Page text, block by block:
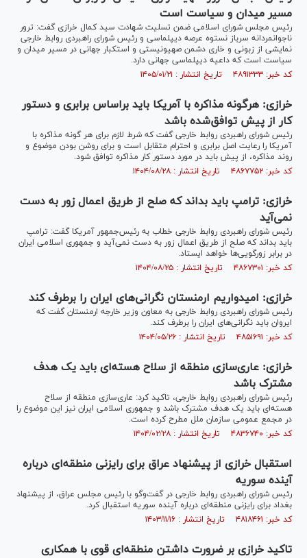
مسیر میدان و سیاست است
رئیس مجلس شورای اسلامی ضمن تسلیت شهادت سید کمال خرازی گفت: ترور
ناجوانمردانه سرباز نستوه عرصه دیپلماسی و رئیس شورای راهبردی روابط خارجی
نمایشی از زبونی و خاری دشمن صهیونیستی و استکبار جهانی در مسیر میدان و
سیاست است که داعیه دیپلماسی جهانی دارد.
کد خبر: ۴۸۹۱۳۳۳ تاریخ انتشار : ۱۴۰۵/۰۱/۲۱
خرازی: هرگونه مذاکره با آمریکا باید براساس برابری و دستور
کار از پیش توافق‌شده باشد
رئیس شورای راهبردی روابط خارجی گفت که شرط لازم برای هر گونه مذاکره با
آمریکا را رعایت اصل برابری و احترام متقابل است و برای روشن بودن موضوع و
روند مذاکره، از پیش باید در مورد دستور کار مذاکره توافق شود.
کد خبر: ۴۸۶۷۷۵۲ تاریخ انتشار : ۱۴۰۴/۰۸/۲۸
خرازی: ترامپ باید بداند که صلح از طریق اعمال زور به دست
نمی‌آید
رئیس شورای راهبردی روابط خارجی خطاب به رئیس‌جمهور آمریکا گفت: ترامپ
باید بداند که صلح از طریق اعمال زور به دست نمی‌آید و جمهوری اسلامی ایران
در برابر زورگویی‌ها خواهد ایستاد.
کد خبر: ۴۸۶۷۳۰۱ تاریخ انتشار : ۱۴۰۴/۰۸/۲۵
خرازی: امیدواریم ارمنستان نگرانی‌های ایران را برطرف کند
رئیس شورای راهبردی روابط خارجی به معاون وزیر خارجه ارمنستان گفت که
ایروان باید نگرانی‌های ایران را برطرف کند.
کد خبر: ۴۸۵۱۶۹۱ تاریخ انتشار : ۱۴۰۴/۰۵/۲۶
خرازی: عاری‌سازی منطقه از سلاح هسته‌ای باید یک هدف
مشترک باشد
رئیس شورای راهبردی روابط خارجی، تاکید کرد: عاری‌سازی منطقه از سلاح
هسته‌ای باید یک هدف مشترک باشد و جمهوری اسلامی ایران نیز این موضوع را
در مجمع عمومی سازمان ملل مطرح کرده است.
کد خبر: ۴۸۳۶۷۴۰ تاریخ انتشار : ۱۴۰۴/۰۲/۲۸
استقبال خرازی از پیشنهاد عراق برای رایزنی منطقه‌ای درباره
آینده سوریه
رئیس شورای راهبردی روابط خارجی در گفت‌وگو با رئیس مجلس عراق، از پیشنهاد
بغداد برای رایزنی منطقه‌ای درباره آینده سوریه استقبال کرد.
کد خبر: ۴۸۱۸۴۶۱ تاریخ انتشار : ۱۴۰۳/۱۱/۱۶
تاکید خرازی بر ضرورت داشتن منطقه‌ای قوی با همکاری